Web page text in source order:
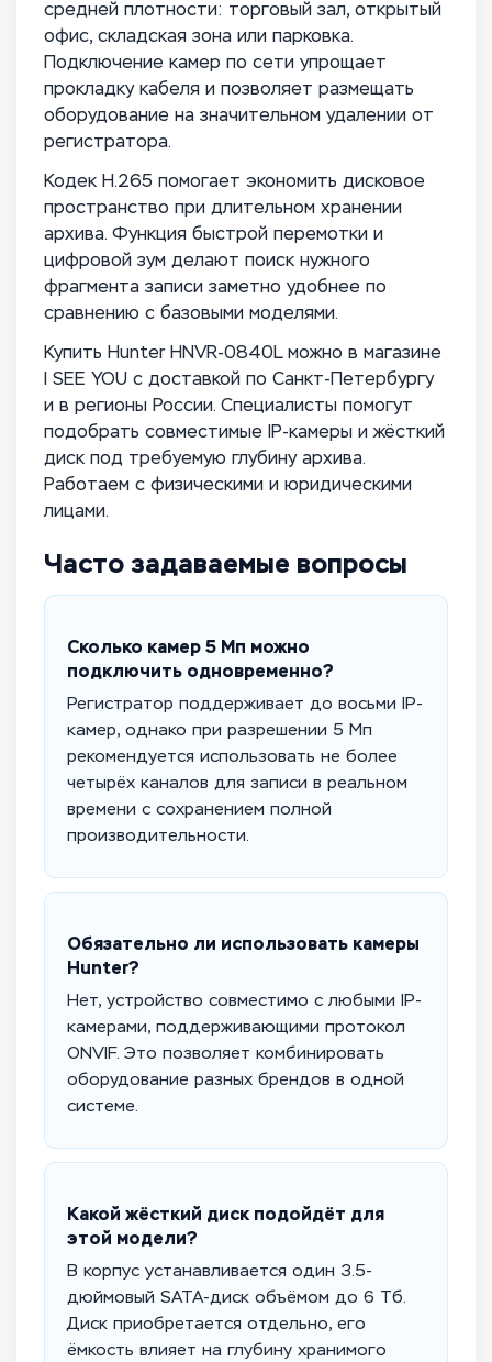
средней плотности: торговый зал, открытый
офис, складская зона или парковка.
Подключение камер по сети упрощает
прокладку кабеля и позволяет размещать
оборудование на значительном удалении от
регистратора.
Кодек H.265 помогает экономить дисковое
пространство при длительном хранении
архива. Функция быстрой перемотки и
цифровой зум делают поиск нужного
фрагмента записи заметно удобнее по
сравнению с базовыми моделями.
Купить Hunter HNVR-0840L можно в магазине
I SEE YOU с доставкой по Санкт-Петербургу
и в регионы России. Специалисты помогут
подобрать совместимые IP-камеры и жёсткий
диск под требуемую глубину архива.
Работаем с физическими и юридическими
лицами.
Часто задаваемые вопросы
Сколько камер 5 Мп можно
подключить одновременно?
Регистратор поддерживает до восьми IP-
камер, однако при разрешении 5 Мп
рекомендуется использовать не более
четырёх каналов для записи в реальном
времени с сохранением полной
производительности.
Обязательно ли использовать камеры
Hunter?
Нет, устройство совместимо с любыми IP-
камерами, поддерживающими протокол
ONVIF. Это позволяет комбинировать
оборудование разных брендов в одной
системе.
Какой жёсткий диск подойдёт для
этой модели?
В корпус устанавливается один 3.5-
дюймовый SATA-диск объёмом до 6 Тб.
Диск приобретается отдельно, его
ёмкость влияет на глубину хранимого